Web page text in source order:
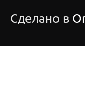
Сделано в